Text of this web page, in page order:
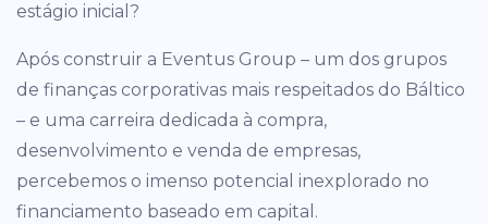
estágio inicial?
Após construir a Eventus Group – um dos grupos
de finanças corporativas mais respeitados do Báltico
– e uma carreira dedicada à compra,
desenvolvimento e venda de empresas,
percebemos o imenso potencial inexplorado no
financiamento baseado em capital.